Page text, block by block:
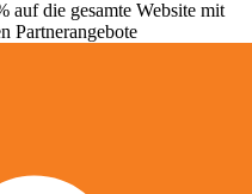
die gesamte Website mit
Partnerangebote